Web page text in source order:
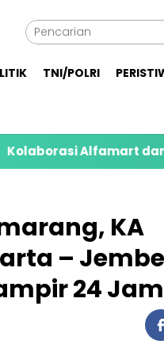
TNI/POLRI
dan Sweety di
KA
–
24 Jam